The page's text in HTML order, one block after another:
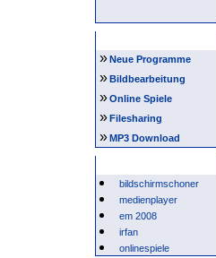
»Neue Programme
»Bildbearbeitung
»Online Spiele
»Filesharing
»MP3 Download
bildschirmschoner
medienplayer
em 2008
irfan
onlinespiele